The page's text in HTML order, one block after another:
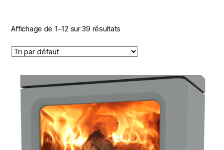
Affichage de 1–12 sur 39 résultats